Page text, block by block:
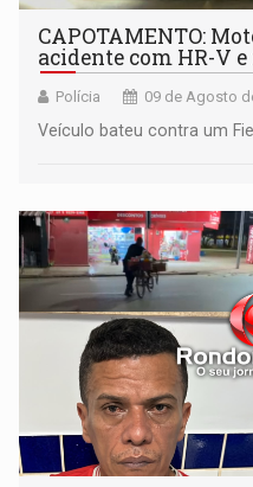
CAPOTAMENTO:
acidente com HR-V
Polícia 09 de Agosto
Veículo bateu contra um